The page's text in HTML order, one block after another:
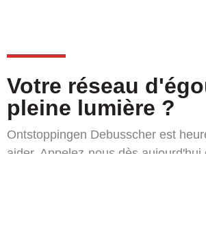
Votre réseau
pleine lumière ?
Ontstoppingen Debusscher est
aider. Appelez-nous dès aujourd'hui